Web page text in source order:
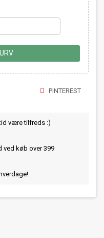
PINTEREST
være tilfreds :)
ved køb over 399